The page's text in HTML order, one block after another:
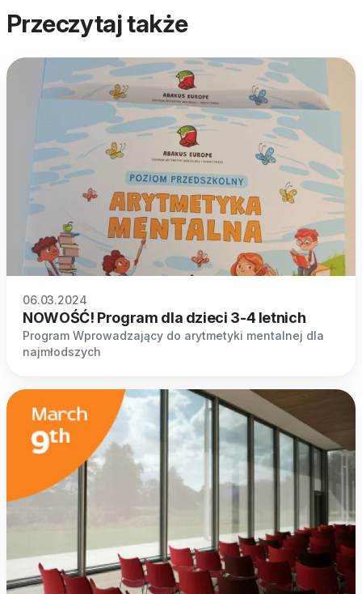
Przeczytaj także
06.03.2024
NOWOŚĆ! Program dla dzieci 3-4 letnich
Program Wprowadzający do arytmetyki mentalnej dla
najmłodszych